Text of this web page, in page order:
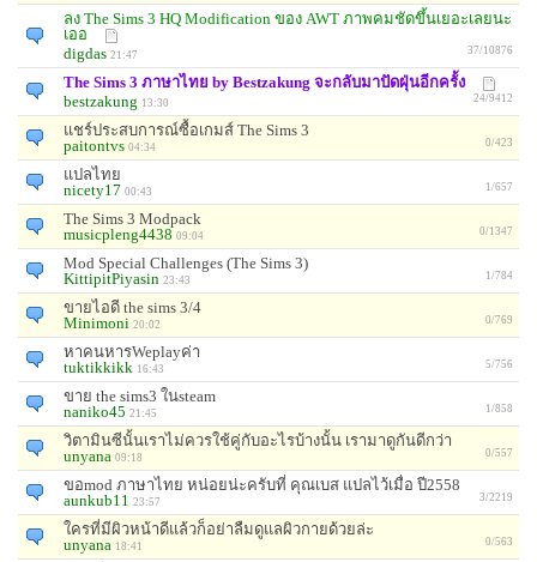
ลง The Sims 3 HQ Modification ของ AWT ภาพคมชัดขึ้นเยอะเลยนะ
เออ
digdas 21:47 37/10876
The Sims 3 ภาษาไทย by Bestzakung จะกลับมาปัดฝุ่นอีกครั้ง
bestzakung 13:30 24/9412
แชร์ประสบการณ์ซื้อเกมส์ The Sims 3
paitontvs 04:34 0/423
แปลไทย
nicety17 00:43 1/657
The Sims 3 Modpack
musicpleng4438 09:04 0/1347
Mod Special Challenges (The Sims 3)
KittipitPiyasin 23:43 1/784
ขายไอดี the sims 3/4
Minimoni 20:02 0/769
หาคนหารWeplayค่า
tuktikkikk 16:43 5/756
ขาย the sims3 ในsteam
naniko45 21:45 1/858
วิตามินซีนั้นเราไม่ควรใช้คู่กับอะไรบ้างนั้น เรามาดูกันดีกว่า
unyana 09:18 0/557
ขอmod ภาษาไทย หน่อยน่ะครับที่ คุณเบส แปลไว้เมื่อ ปี2558
aunkub11 23:57 3/2219
ใครที่มีผิวหน้าดีแล้วก็อย่าลืมดูแลผิวกายด้วยล่ะ
unyana 18:41 0/563